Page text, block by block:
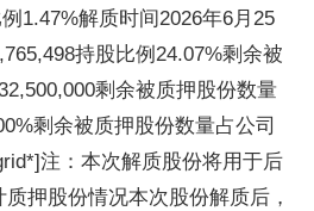
1.47%解质时间2026年6月25
持股比例24.07%剩余被
剩余被质押股份数量
剩余被质押股份数量占公司
注：本次解质股份将用于后
押股份情况本次股份解质后，